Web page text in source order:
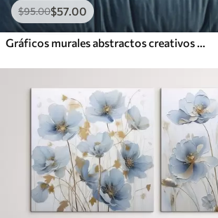
$95.00$57.00
Gráficos murales abstractos creativos contemporáneos